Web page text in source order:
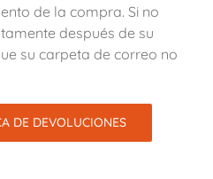
de la compra. Si no
después de su
su carpeta de correo no
DE DEVOLUCIONES